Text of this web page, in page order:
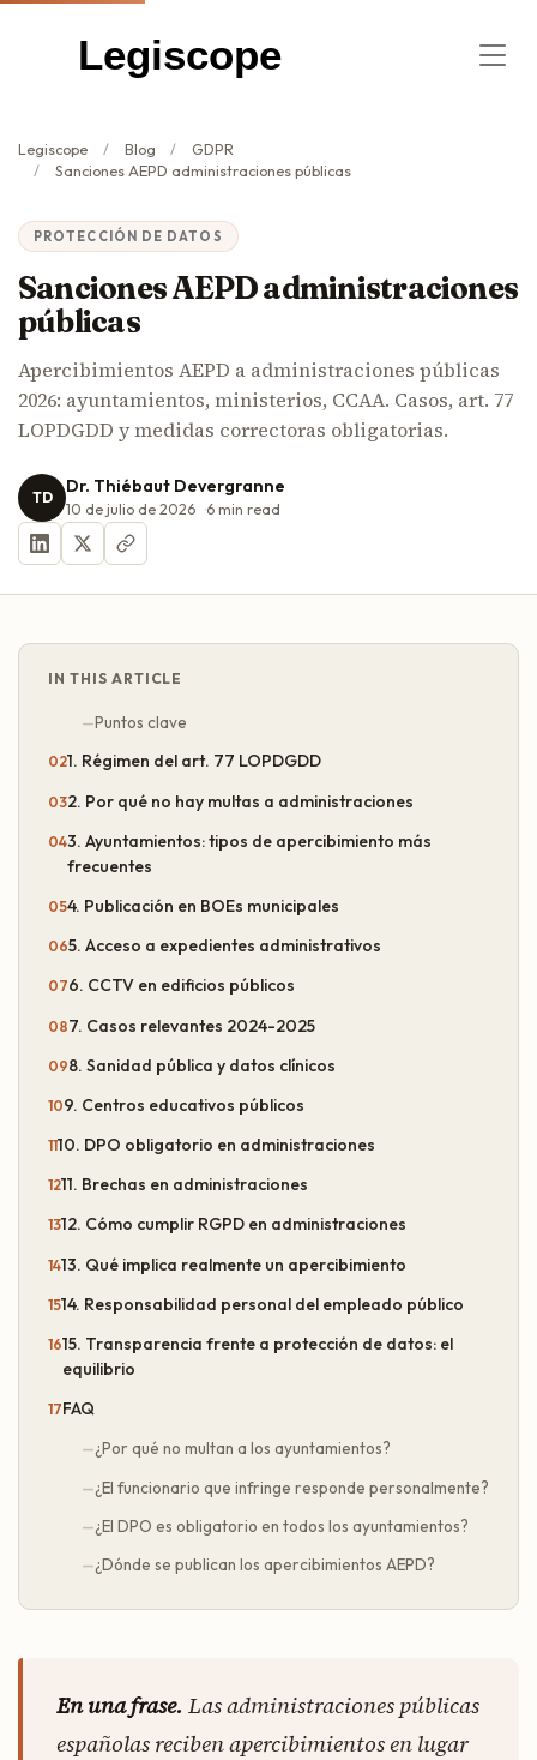
Legiscope
Legiscope Blog
GDPR
Sanciones AEPD administraciones públicas
PROTECCIÓN DE DATOS
Sanciones AEPD administraciones
públicas
Apercibimientos AEPD a administraciones públicas
2026: ayuntamientos, ministerios, CCAA. Casos, art. 77
LOPDGDD y medidas correctoras obligatorias.
TD Dr. Thiébaut Devergranne
10 de julio de 2026 6 min read
IN THIS ARTICLE
Puntos clave
1. Régimen del art. 77 LOPDGDD
2. Por qué no hay multas a administraciones
3. Ayuntamientos: tipos de apercibimiento más
frecuentes
4. Publicación en BOEs municipales
5. Acceso a expedientes administrativos
6. CCTV en edificios públicos
7. Casos relevantes 2024-2025
8. Sanidad pública y datos clínicos
9. Centros educativos públicos
10. DPO obligatorio en administraciones
11. Brechas en administraciones
12. Cómo cumplir RGPD en administraciones
13. Qué implica realmente un apercibimiento
14. Responsabilidad personal del empleado público
15. Transparencia frente a protección de datos: el
equilibrio
FAQ
¿Por qué no multan a los ayuntamientos?
¿El funcionario que infringe responde personalmente?
¿El DPO es obligatorio en todos los ayuntamientos?
¿Dónde se publican los apercibimientos AEPD?
En una frase. Las administraciones públicas
españolas reciben apercibimientos en lugar